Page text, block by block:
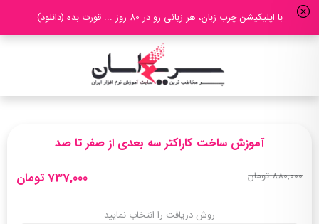
با اپلیکیشن چرب زبان، هر زبانی رو در 80 روز ... قورت بده (دانلود)
آموزش ساخت کاراکتر سه بعدی از صفر تا صد
880,000 تومان 737,000 تومان
روش دریافت را انتخاب نمایید